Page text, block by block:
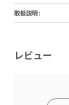
取扱説明:
レビュー